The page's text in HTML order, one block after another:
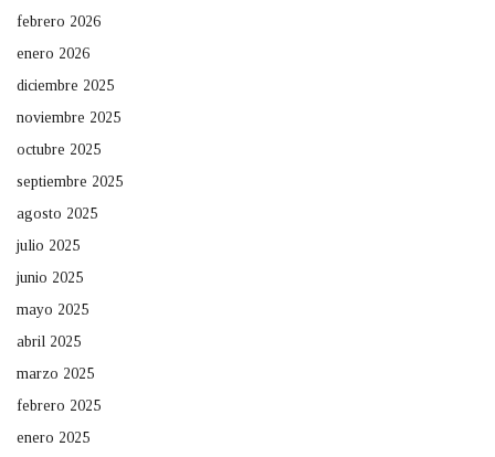
febrero 2026
enero 2026
diciembre 2025
noviembre 2025
octubre 2025
septiembre 2025
agosto 2025
julio 2025
junio 2025
mayo 2025
abril 2025
marzo 2025
febrero 2025
enero 2025